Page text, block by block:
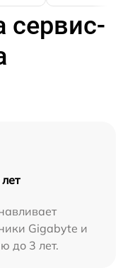
сервис-
Gigabyte и
до 3 лет.